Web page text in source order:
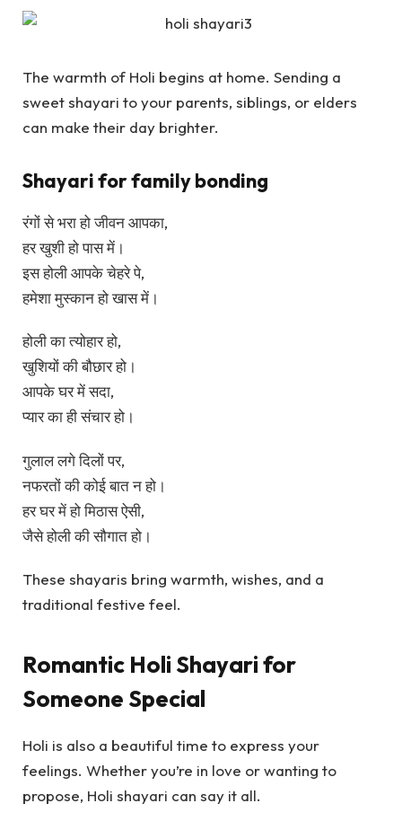
The warmth of Holi begins at home. Sending a
sweet shayari to your parents, siblings, or elders
can make their day brighter.
Shayari for family bonding
रंगों से भरा हो जीवन आपका,
हर खुशी हो पास में।
इस होली आपके चेहरे पे,
हमेशा मुस्कान हो खास में।
होली का त्योहार हो,
खुशियों की बौछार हो।
आपके घर में सदा,
प्यार का ही संचार हो।
गुलाल लगे दिलों पर,
नफरतों की कोई बात न हो।
हर घर में हो मिठास ऐसी,
जैसे होली की सौगात हो।
These shayaris bring warmth, wishes, and a
traditional festive feel.
Romantic Holi Shayari for
Someone Special
Holi is also a beautiful time to express your
feelings. Whether you’re in love or wanting to
propose, Holi shayari can say it all.